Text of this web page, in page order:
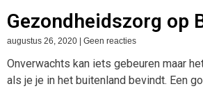
Gezondheidszorg op
augustus 26, 2020 Geen reacties
Onverwachts kan iets gebeuren maar
als je je in het buitenland bevindt. Een